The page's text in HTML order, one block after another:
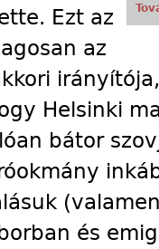
Ezt az
az
Helsinki
bátor
és